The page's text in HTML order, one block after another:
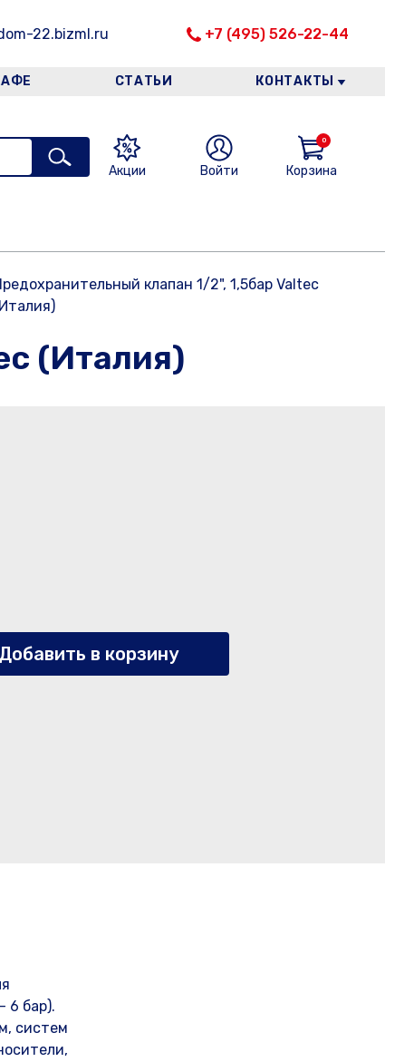
22.bizml.ru +7 (495) 526-22-44
СТАТЬИ КОНТАКТЫ
Акции Войти Корзина
0
клапан 1/2", 1,5бар Valtec
(Италия)
Добавить в корзину
6 бар).
систем